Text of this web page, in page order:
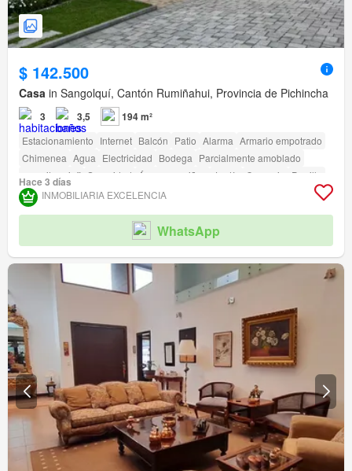
$ 142.500
Casa in Sangolquí, Cantón Rumiñahui, Provincia de Pichincha
3 3,5 194 m²
Estacionamiento Internet Balcón Patio Alarma Armario empotrado
Chimenea Agua Electricidad Bodega Parcialmente amoblado
amenity_wi_fi Seguridad Área para niños Jardín Conserje
Parrilla
Garita de guardianía
Hace 3 días
INMOBILIARIA EXCELENCIA
WhatsApp